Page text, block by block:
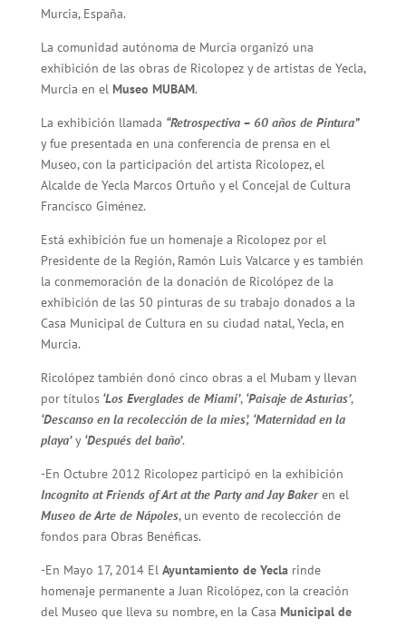
Murcia, España.
La comunidad autónoma de Murcia organizó una
exhibición de las obras de Ricolopez y de artistas de Yecla,
Murcia en el Museo MUBAM.
La exhibición llamada “Retrospectiva – 60 años de Pintura”
y fue presentada en una conferencia de prensa en el
Museo, con la participación del artista Ricolopez, el
Alcalde de Yecla Marcos Ortuño y el Concejal de Cultura
Francisco Giménez.
Está exhibición fue un homenaje a Ricolopez por el
Presidente de la Región, Ramón Luis Valcarce y es también
la conmemoración de la donación de Ricolópez de la
exhibición de las 50 pinturas de su trabajo donados a la
Casa Municipal de Cultura en su ciudad natal, Yecla, en
Murcia.
Ricolópez también donó cinco obras a el Mubam y llevan
por títulos‘Los Everglades de Miami’, ‘Paisaje de Asturias’,
‘Descanso en la recolección de la mies’, ‘Maternidad en la
playa’ y‘Después del baño’.
-En Octubre 2012 Ricolopez participó en la exhibición
Incognito at Friends of Art at the Party and Jay Baker en el
Museo de Arte de Nápoles, un evento de recolección de
fondos para Obras Benéficas.
-En Mayo 17, 2014 El Ayuntamiento de Yecla rinde
homenaje permanente a Juan Ricolópez, con la creación
del Museo que lleva su nombre, en la Casa Municipal de